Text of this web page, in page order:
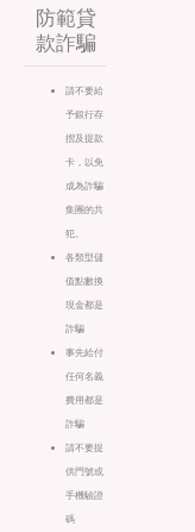
防範貸
款詐騙
請不要給
予銀行存
摺及提款
卡，以免
成為詐騙
集團的共
犯。
各類型儲
值點數換
現金都是
詐騙
事先給付
任何名義
費用都是
詐騙
請不要提
供門號或
手機驗證
碼